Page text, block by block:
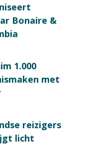
Bonaire &
1.000
met
reizigers
licht